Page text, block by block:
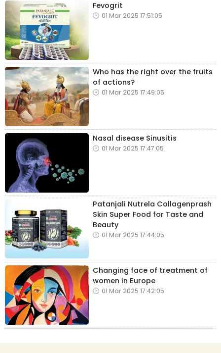
Fevogrit
01 Mar 2025 17:51:05
Who has the right over the fruits
of actions?
01 Mar 2025 17:49:05
Nasal disease Sinusitis
01 Mar 2025 17:47:05
Patanjali Nutrela Collagenprash
Skin Super Food for Taste and
Beauty
01 Mar 2025 17:44:05
Changing face of treatment of
women in Europe
01 Mar 2025 17:42:05